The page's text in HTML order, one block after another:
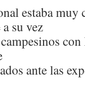
estaba
su vez
ante las